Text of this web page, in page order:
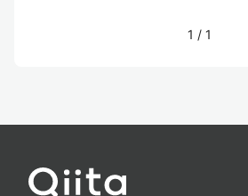
1 / 1